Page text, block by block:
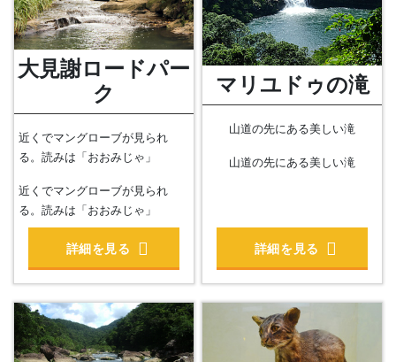
大見謝ロードパー
ク
近くでマングローブが見られ
る。読みは「おおみじゃ」
近くでマングローブが見られ
る。読みは「おおみじゃ」
詳細を見る
マリユドゥの滝
山道の先にある美しい滝
山道の先にある美しい滝
詳細を見る